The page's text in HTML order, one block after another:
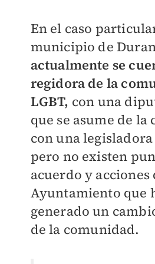
En el caso
municipio de
actualmente se
regidora de la
LGBT, con una
que se asume de
con una
pero no existen
acuerdo y acciones
Ayuntamiento que
generado un
de la comunidad.